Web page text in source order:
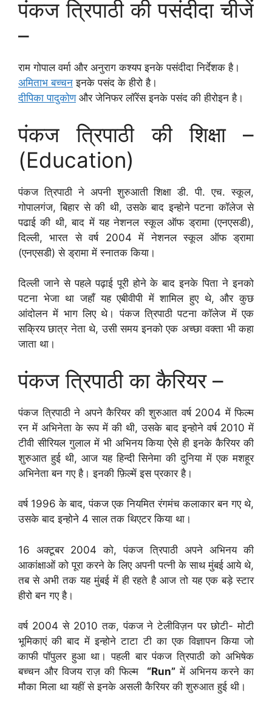
पंकज त्रिपाठी की पसंदीदा चीजें
–
राम गोपाल वर्मा और अनुराग कश्यप इनके पसंदीदा निर्देशक है।
अमिताभ बच्चन इनके पसंद के हीरो है।
दीपिका पादुकोणऔर जेनिफर लॉरेंस इनके पसंद की हीरोइन है।
पंकज त्रिपाठी की शिक्षा –
(Education)
पंकज त्रिपाठी ने अपनी शुरुआती शिक्षा डी. पी. एच. स्कूल,
गोपालगंज, बिहार से की थी, उसके बाद इन्होने पटना कॉलेज से
पढाई की थी, बाद में यह नेशनल स्कूल ऑफ ड्रामा (एनएसडी),
दिल्ली, भारत से वर्ष 2004 में नेशनल स्कूल ऑफ ड्रामा
(एनएसडी) से ड्रामा में स्नातक किया।
दिल्ली जाने से पहले पढ़ाई पूरी होने के बाद इनके पिता ने इनको
पटना भेजा था जहाँ यह एबीवीपी में शामिल हुए थे, और कुछ
आंदोलन में भाग लिए थे। पंकज त्रिपाठी पटना कॉलेज में एक
सक्रिय छात्र नेता थे, उसी समय इनको एक अच्छा वक्ता भी कहा
जाता था।
पंकज त्रिपाठी का कैरियर –
पंकज त्रिपाठी ने अपने कैरियर की शुरुआत वर्ष 2004 में फिल्म
रन में अभिनेता के रूप में की थी, उसके बाद इन्होने वर्ष 2010 में
टीवी सीरियल गुलाल में भी अभिनय किया ऐसे ही इनके कैरियर की
शुरुआत हुई थी, आज यह हिन्दी सिनेमा की दुनिया में एक मशहूर
अभिनेता बन गए है। इनकी फ़िल्में इस प्रकार है।
वर्ष 1996 के बाद, पंकज एक नियमित रंगमंच कलाकार बन गए थे,
उसके बाद इन्होने 4 साल तक थिएटर किया था।
16 अक्टूबर 2004 को, पंकज त्रिपाठी अपने अभिनय की
आकांक्षाओं को पूरा करने के लिए अपनी पत्नी के साथ मुंबई आये थे,
तब से अभी तक यह मुंबई में ही रहते है आज तो यह एक बड़े स्टार
हीरो बन गए है।
वर्ष 2004 से 2010 तक, पंकज ने टेलीविज़न पर छोटी- मोटी
भूमिकाएं की बाद में इन्होने टाटा टी का एक विज्ञापन किया जो
काफी पॉपुलर हुआ था। पहली बार पंकज त्रिपाठी को अभिषेक
बच्चन और विजय राज़ की फिल्म “Run” में अभिनय करने का
मौका मिला था यहीं से इनके असली कैरियर की शुरुआत हुई थी।